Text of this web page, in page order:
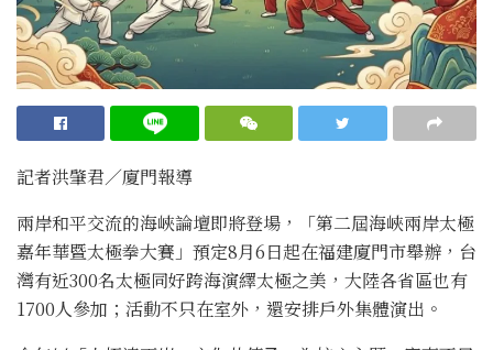
記者洪肇君／廈門報導
兩岸和平交流的海峽論壇即將登場，「第二屆海峽兩岸太極
嘉年華暨太極拳大賽」預定8月6日起在福建廈門市舉辦，台
灣有近300名太極同好跨海演繹太極之美，大陸各省區也有
1700人參加；活動不只在室外，還安排戶外集體演出。